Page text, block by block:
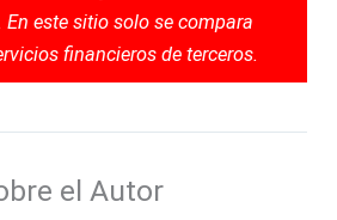
. En este sitio solo se compara
financieros de terceros.
el Autor